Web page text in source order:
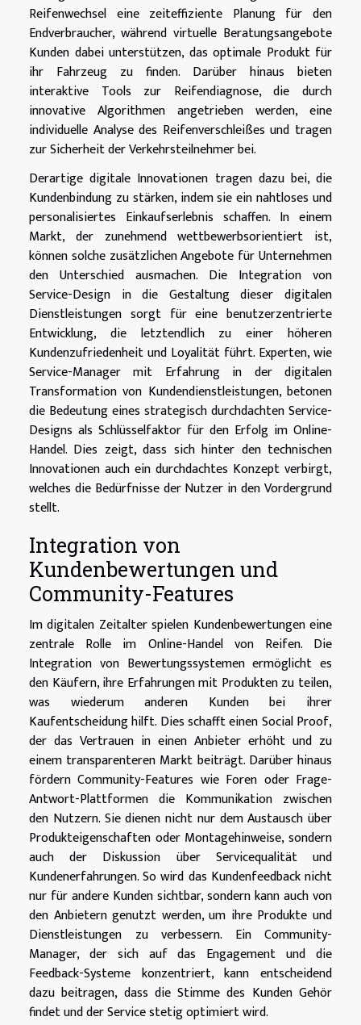
Reifenwechsel eine zeiteffiziente Planung für den
Endverbraucher, während virtuelle Beratungsangebote
Kunden dabei unterstützen, das optimale Produkt für
ihr Fahrzeug zu finden. Darüber hinaus bieten
interaktive Tools zur Reifendiagnose, die durch
innovative Algorithmen angetrieben werden, eine
individuelle Analyse des Reifenverschleißes und tragen
zur Sicherheit der Verkehrsteilnehmer bei.
Derartige digitale Innovationen tragen dazu bei, die
Kundenbindung zu stärken, indem sie ein nahtloses und
personalisiertes Einkaufserlebnis schaffen. In einem
Markt, der zunehmend wettbewerbsorientiert ist,
können solche zusätzlichen Angebote für Unternehmen
den Unterschied ausmachen. Die Integration von
Service-Design in die Gestaltung dieser digitalen
Dienstleistungen sorgt für eine benutzerzentrierte
Entwicklung, die letztendlich zu einer höheren
Kundenzufriedenheit und Loyalität führt. Experten, wie
Service-Manager mit Erfahrung in der digitalen
Transformation von Kundendienstleistungen, betonen
die Bedeutung eines strategisch durchdachten Service-
Designs als Schlüsselfaktor für den Erfolg im Online-
Handel. Dies zeigt, dass sich hinter den technischen
Innovationen auch ein durchdachtes Konzept verbirgt,
welches die Bedürfnisse der Nutzer in den Vordergrund
stellt.
Integration von
Kundenbewertungen und
Community-Features
Im digitalen Zeitalter spielen Kundenbewertungen eine
zentrale Rolle im Online-Handel von Reifen. Die
Integration von Bewertungssystemen ermöglicht es
den Käufern, ihre Erfahrungen mit Produkten zu teilen,
was wiederum anderen Kunden bei ihrer
Kaufentscheidung hilft. Dies schafft einen Social Proof,
der das Vertrauen in einen Anbieter erhöht und zu
einem transparenteren Markt beiträgt. Darüber hinaus
fördern Community-Features wie Foren oder Frage-
Antwort-Plattformen die Kommunikation zwischen
den Nutzern. Sie dienen nicht nur dem Austausch über
Produkteigenschaften oder Montagehinweise, sondern
auch der Diskussion über Servicequalität und
Kundenerfahrungen. So wird das Kundenfeedback nicht
nur für andere Kunden sichtbar, sondern kann auch von
den Anbietern genutzt werden, um ihre Produkte und
Dienstleistungen zu verbessern. Ein Community-
Manager, der sich auf das Engagement und die
Feedback-Systeme konzentriert, kann entscheidend
dazu beitragen, dass die Stimme des Kunden Gehör
findet und der Service stetig optimiert wird.